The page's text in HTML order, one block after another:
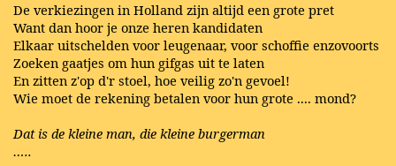
De verkiezingen in Holland zijn altijd een grote pret
Want dan hoor je onze heren kandidaten
Elkaar uitschelden voor leugenaar, voor schoffie enzovoorts
Zoeken gaatjes om hun gifgas uit te laten
En zitten z'op d'r stoel, hoe veilig zo'n gevoel!
Wie moet de rekening betalen voor hun grote .... mond?
Dat is de kleine man, die kleine burgerman
…..